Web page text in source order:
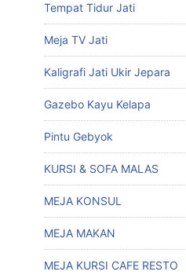
Tempat Tidur Jati
Meja TV Jati
Kaligrafi Jati Ukir Jepara
Gazebo Kayu Kelapa
Pintu Gebyok
KURSI & SOFA MALAS
MEJA KONSUL
MEJA MAKAN
MEJA KURSI CAFE RESTO